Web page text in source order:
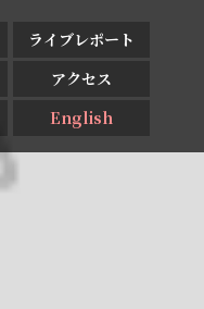
ライブレポート
アクセス
English